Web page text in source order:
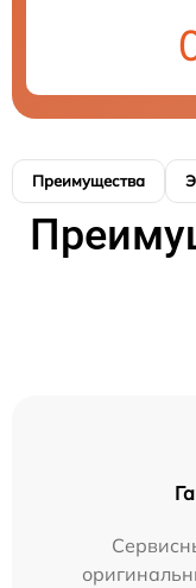
Преимущества